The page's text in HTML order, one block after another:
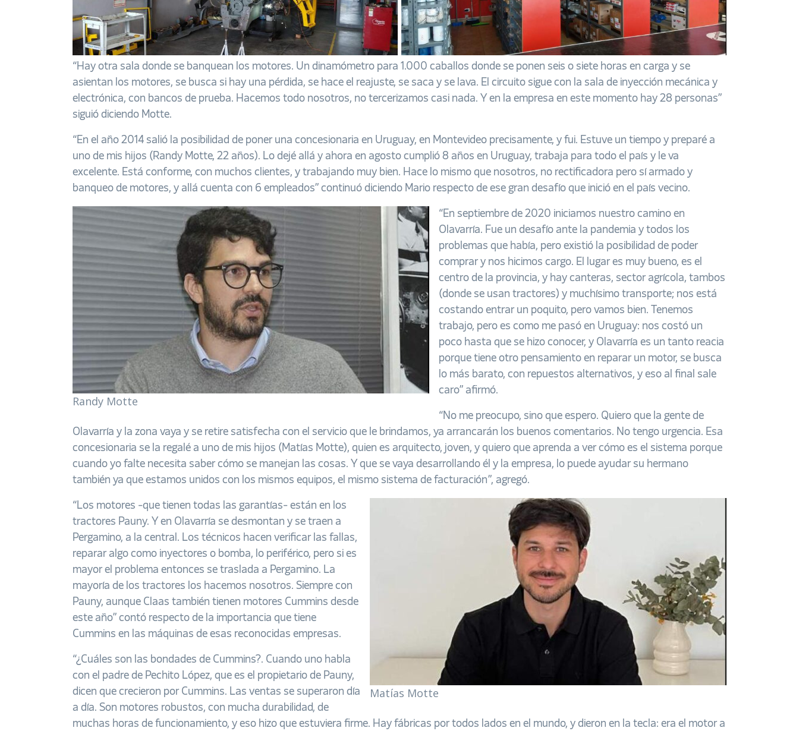
“Hay otra sala donde se banquean los motores. Un dinamómetro para 1.000 caballos donde se ponen seis o siete horas en carga y se
asientan los motores, se busca si hay una pérdida, se hace el reajuste, se saca y se lava. El circuito sigue con la sala de inyección mecánica y
electrónica, con bancos de prueba. Hacemos todo nosotros, no tercerizamos casi nada. Y en la empresa en este momento hay 28 personas”
siguió diciendo Motte.
“En el año 2014 salió la posibilidad de poner una concesionaria en Uruguay, en Montevideo precisamente, y fui. Estuve un tiempo y preparé a
uno de mis hijos (Randy Motte, 22 años). Lo dejé allá y ahora en agosto cumplió 8 años en Uruguay, trabaja para todo el país y le va
excelente. Está conforme, con muchos clientes, y trabajando muy bien. Hace lo mismo que nosotros, no rectificadora pero sí armado y
banqueo de motores, y allá cuenta con 6 empleados” continuó diciendo Mario respecto de ese gran desafío que inició en el país vecino.
Randy Motte
“En septiembre de 2020 iniciamos nuestro camino en
Olavarría. Fue un desafío ante la pandemia y todos los
problemas que había, pero existió la posibilidad de poder
comprar y nos hicimos cargo. El lugar es muy bueno, es el
centro de la provincia, y hay canteras, sector agrícola, tambos
(donde se usan tractores) y muchísimo transporte; nos está
costando entrar un poquito, pero vamos bien. Tenemos
trabajo, pero es como me pasó en Uruguay: nos costó un
poco hasta que se hizo conocer, y Olavarría es un tanto reacia
porque tiene otro pensamiento en reparar un motor, se busca
lo más barato, con repuestos alternativos, y eso al final sale
caro” afirmó.
“No me preocupo, sino que espero. Quiero que la gente de
Olavarría y la zona vaya y se retire satisfecha con el servicio que le brindamos, ya arrancarán los buenos comentarios. No tengo urgencia. Esa
concesionaria se la regalé a uno de mis hijos (Matías Motte), quien es arquitecto, joven, y quiero que aprenda a ver cómo es el sistema porque
cuando yo falte necesita saber cómo se manejan las cosas. Y que se vaya desarrollando él y la empresa, lo puede ayudar su hermano
también ya que estamos unidos con los mismos equipos, el mismo sistema de facturación”, agregó.
Matías Motte
“Los motores -que tienen todas las garantías- están en los
tractores Pauny. Y en Olavarría se desmontan y se traen a
Pergamino, a la central. Los técnicos hacen verificar las fallas,
reparar algo como inyectores o bomba, lo periférico, pero si es
mayor el problema entonces se traslada a Pergamino. La
mayoría de los tractores los hacemos nosotros. Siempre con
Pauny, aunque Claas también tienen motores Cummins desde
este año” contó respecto de la importancia que tiene
Cummins en las máquinas de esas reconocidas empresas.
“¿Cuáles son las bondades de Cummins?. Cuando uno habla
con el padre de Pechito López, que es el propietario de Pauny,
dicen que crecieron por Cummins. Las ventas se superaron día
a día. Son motores robustos, con mucha durabilidad, de
muchas horas de funcionamiento, y eso hizo que estuviera firme. Hay fábricas por todos lados en el mundo, y dieron en la tecla: era el motor a